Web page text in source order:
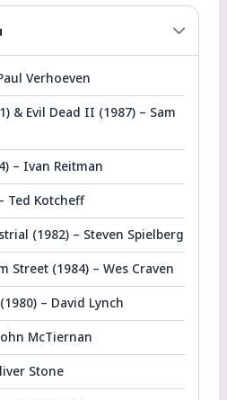
Verhoeven
& Evil Dead II (1987) – Sam
– Ivan Reitman
Ted Kotcheff
(1982) – Steven Spielberg
Street (1984) – Wes Craven
– David Lynch
McTiernan
Stone